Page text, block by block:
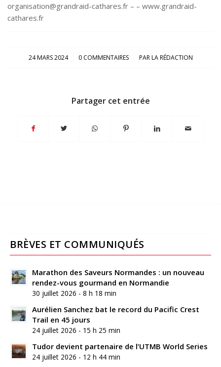
organisation@grandraid-cathares.fr – – www.grandraid-
cathares.fr
24 MARS 2024
/ 0 COMMENTAIRES
/ PARLA RÉDACTION
Partager cet entrée
BRÈVES ET COMMUNIQUÉS
Marathon des Saveurs Normandes : un nouveau
rendez-vous gourmand en Normandie
30 juillet 2026 - 8 h 18 min
Aurélien Sanchez bat le record du Pacific Crest
Trail en 45 jours
24 juillet 2026 - 15 h 25 min
Tudor devient partenaire de l’UTMB World Series
24 juillet 2026 - 12 h 44 min